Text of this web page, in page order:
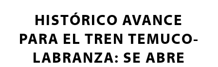
HISTÓRICO AVANCE
PARA EL TREN TEMUCO-
LABRANZA: SE ABRE